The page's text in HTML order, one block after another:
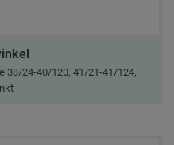
38/24-40/120, 41/21-41/124,